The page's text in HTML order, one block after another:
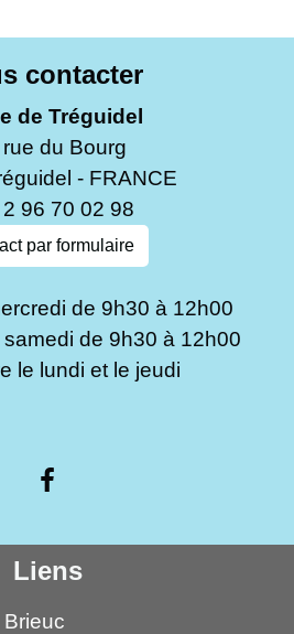
contacter
de Tréguidel
du Bourg
- FRANCE
96 70 02 98
par formulaire
de 9h30 à 12h00
de 9h30 à 12h00
le lundi et le jeudi
Liens